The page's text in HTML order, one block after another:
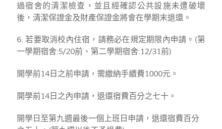
過宿舍的清潔檢查，並且經確認公共設施未遭破壞
後，清潔保證金及財產保證金將會在學期末退還。
6. 若要取消校內住宿，請務必在規定期限內申請。(第
一學期宿舍:5/20前、第二學期宿舍:12/31前)
開學前14日之前申請，需繳納手續費1000元。
開學前14日之內申請，退還宿費百分之七十。
開學日至第九週最後一個上班日申請，退還宿費百分